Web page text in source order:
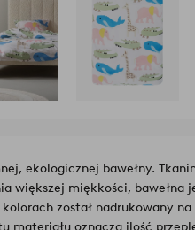
ekologicznej bawełny.
większej miękkości, bawełna
został nadrukowany
materiału oznacza ilość